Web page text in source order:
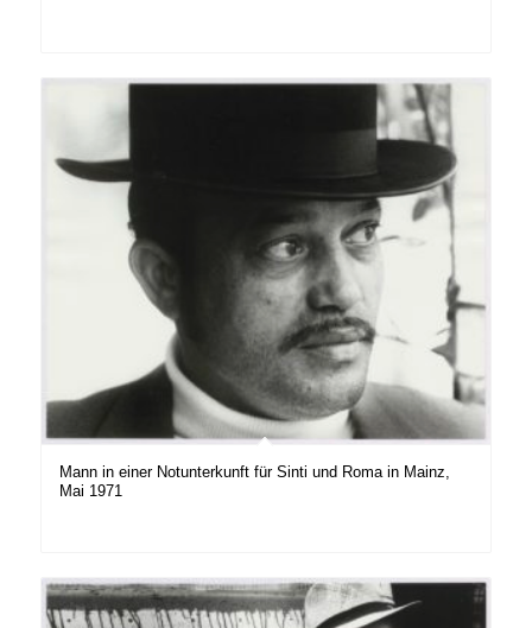
Mann in einer Notunterkunft für Sinti und Roma in Mainz,
Mai 1971